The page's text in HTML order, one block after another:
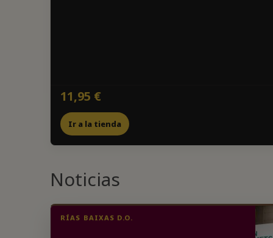
11,95 €
Ir a la tienda
Noticias
RÍAS BAIXAS D.O.